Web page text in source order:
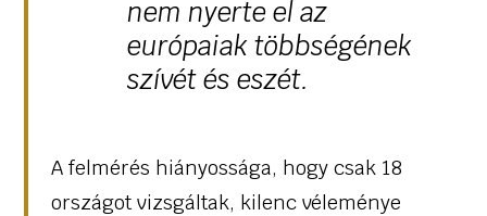
nem nyerte el az
európaiak többségének
szívét és eszét.
A felmérés hiányossága, hogy csak 18
országot vizsgáltak, kilenc véleménye